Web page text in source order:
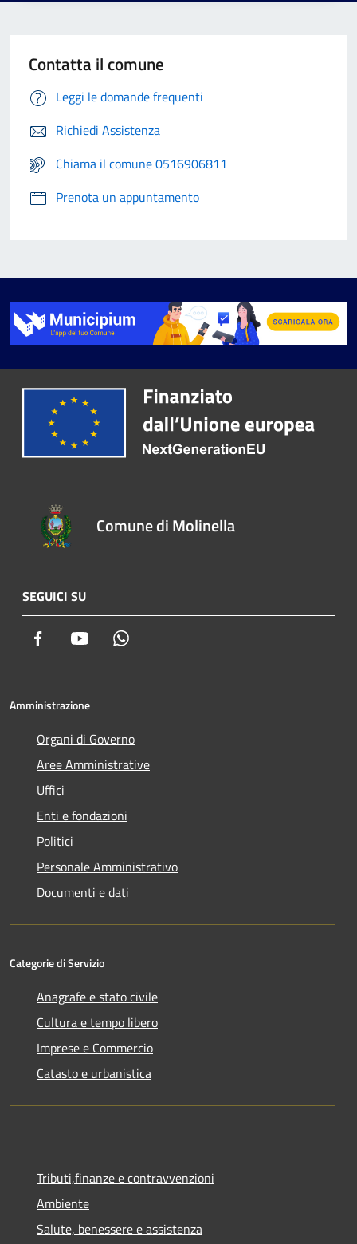
Contatta il comune
Leggi le domande frequenti
Richiedi Assistenza
Chiama il comune 0516906811
Prenota un appuntamento
Comune di Molinella
SEGUICI SU
Facebook Youtube
Amministrazione
Organi di Governo
Aree Amministrative
Uffici
Enti e fondazioni
Politici
Personale Amministrativo
Documenti e dati
Categorie di Servizio
Anagrafe e stato civile
Cultura e tempo libero
Imprese e Commercio
Catasto e urbanistica
Tributi,finanze e contravvenzioni
Ambiente
Salute, benessere e assistenza